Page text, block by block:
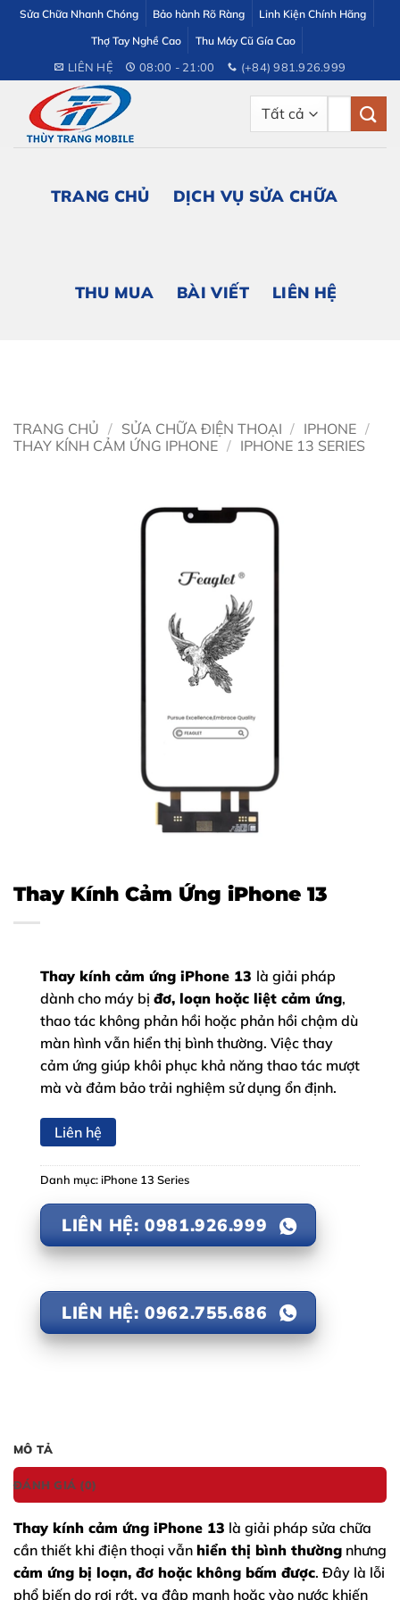
dung
Sửa Chữa Nhanh Chóng Bảo hành Rõ Ràng
Linh Kiện Chính Hãng
Thợ Tay Nghề Cao
Thu Máy Cũ Gía Cao
LIÊN HỆ 08:00 - 21:00 (+84) 981.926.999
TRANG CHỦ DỊCH VỤ SỬA CHỮA
THU MUA BÀI VIẾT LIÊN HỆ
TRANG CHỦ / SỬA CHỮA ĐIỆN THOẠI / IPHONE /
THAY KÍNH CẢM ỨNG IPHONE / IPHONE 13 SERIES
Thay Kính Cảm Ứng iPhone 13
Thay kính cảm ứng iPhone 13 là giải pháp
dành cho máy bị đơ, loạn hoặc liệt cảm ứng,
thao tác không phản hồi hoặc phản hồi chậm dù
màn hình vẫn hiển thị bình thường. Việc thay
cảm ứng giúp khôi phục khả năng thao tác mượt
mà và đảm bảo trải nghiệm sử dụng ổn định.
Liên hệ
Danh mục:iPhone 13 Series
LIÊN HỆ: 0981.926.999
LIÊN HỆ: 0962.755.686
MÔ TẢ
ĐÁNH GIÁ (0)
Thay kính cảm ứng iPhone 13 là giải pháp sửa chữa
cần thiết khi điện thoại vẫn hiển thị bình thường nhưng
cảm ứng bị loạn, đơ hoặc không bấm được. Đây là lỗi
phổ biến do rơi rớt, va đập mạnh hoặc vào nước khiến